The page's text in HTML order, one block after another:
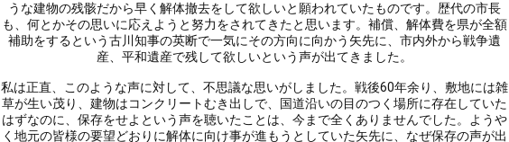
うな建物の残骸だから早く解体撤去をして欲しいと願われていたものです。歴代の市長
も、何とかその思いに応えようと努力をされてきたと思います。補償、解体費を県が全額
補助をするという古川知事の英断で一気にその方向に向かう矢先に、市内外から戦争遺
産、平和遺産で残して欲しいという声が出てきました。
私は正直、このような声に対して、不思議な思いがしました。戦後60年余り、敷地には雑
草が生い茂り、建物はコンクリートむき出しで、国道沿いの目のつく場所に存在していた
はずなのに、保存をせよという声を聴いたことは、今まで全くありませんでした。ようや
く地元の皆様の要望どおりに解体に向け事が進もうとしていた矢先に、なぜ保存の声が出